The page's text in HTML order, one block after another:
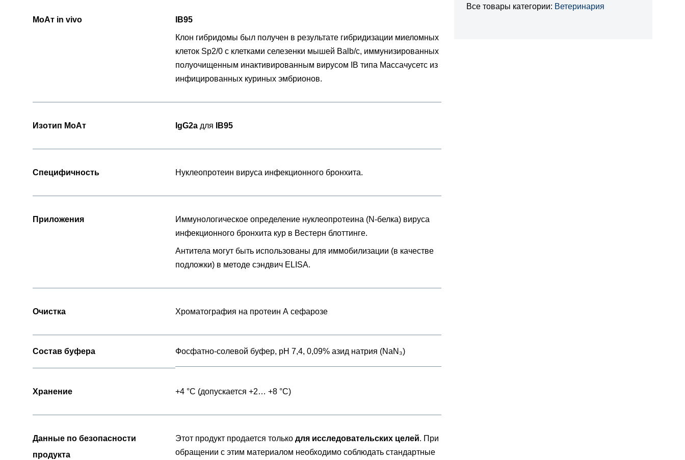
МоАт in vivo IB95
Клон гибридомы был получен в результате гибридизации миеломных
клеток Sp2/0 с клетками селезенки мышей Balb/c, иммунизированных
полуочищенным инактивированным вирусом IB типа Массачусетс из
инфицированных куриных эмбрионов.
Изотип МоАт IgG2a для IB95
Специфичность Нуклеопротеин вируса инфекционного бронхита.
Приложения
Иммунологическое определение нуклеопротеина (N-белка) вируса
инфекционного бронхита кур в Вестерн блоттинге.
Антитела могут быть использованы для иммобилизации (в качестве
подложки) в методе сэндвич ELISA.
Очистка Хроматография на протеин А сефарозе
Состав буфера Фосфатно-солевой буфер, pH 7,4, 0,09% азид натрия (NaN₃)
Хранение +4 °C (допускается +2… +8 °C)
Данные по безопасности
продукта
Этот продукт продается только для исследовательских целей. При
обращении с этим материалом необходимо соблюдать стандартные
Все товары категории: Ветеринария